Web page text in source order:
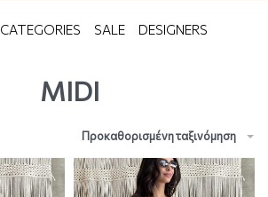
CATEGORIES SALE DESIGNERS
MIDI
Προκαθορισμένη ταξινόμηση